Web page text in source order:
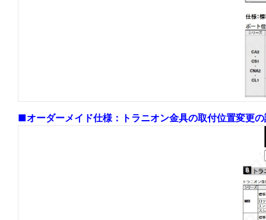
■オーダーメイド仕様：トラニオン金具の取付位置変更